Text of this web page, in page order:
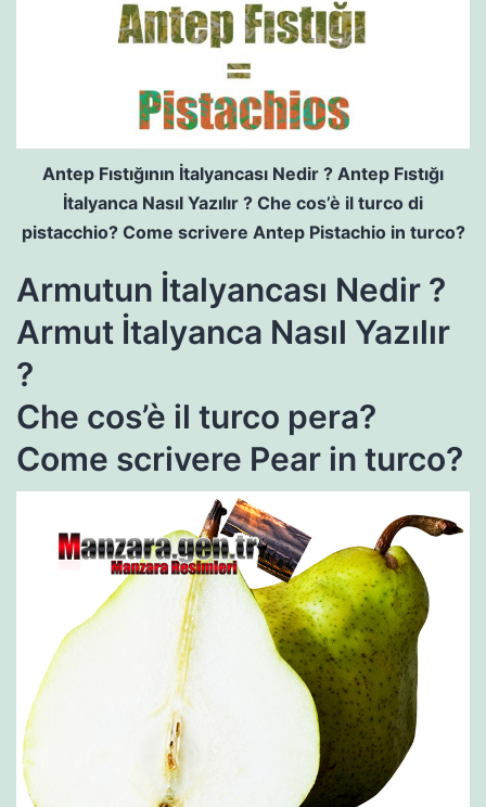
Antep Fıstığının İtalyancası Nedir ? Antep Fıstığı
İtalyanca Nasıl Yazılır ? Che cos’è il turco di
pistacchio? Come scrivere Antep Pistachio in turco?
Armutun İtalyancası Nedir ?
Armut İtalyanca Nasıl Yazılır
?
Che cos’è il turco pera?
Come scrivere Pear in turco?